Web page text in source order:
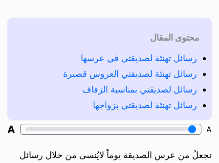
محتوى المقال
رسائل تهنئة لصديقتي في عرسها
رسائل تهنئة لصديقتي العروس قصيرة
رسائل لصديقتي بمناسبة الزفاف
رسائل تهنئة لصديقتي بزواجها
A
A
نجعلُ من عرس الصديقة يوماً لايُنسى من خلال رسائل